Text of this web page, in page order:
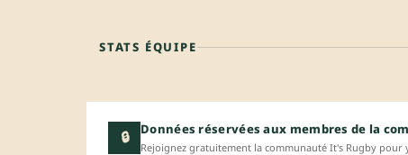
STATS ÉQUIPE
🔒 Données réservées aux membres de la
Rejoignez gratuitement la communauté It's Rugby pour